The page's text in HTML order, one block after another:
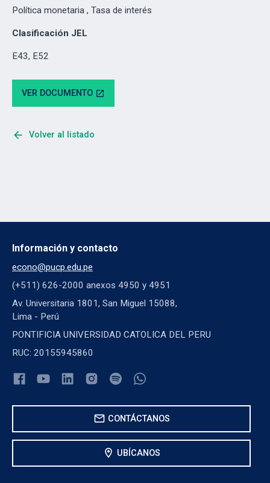
Política monetaria , Tasa de interés
Clasificación JEL
E43, E52
VER DOCUMENTO open_in_new
arrow_back Volver al listado
Información y contacto
econo@pucp.edu.pe
(+511) 626-2000 anexos 4950 y 4951
Av. Universitaria 1801, San Miguel 15088,
Lima - Perú
PONTIFICIA UNIVERSIDAD CATOLICA DEL PERU
RUC: 20155945860
mail CONTÁCTANOS
location_on UBÍCANOS